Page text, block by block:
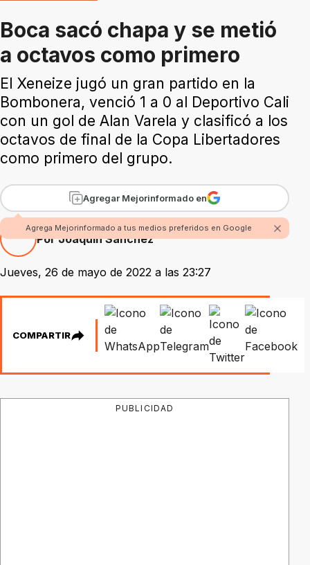
Boca sacó chapa y se metió
a octavos como primero
El Xeneize jugó un gran partido en la
Bombonera, venció 1 a 0 al Deportivo Cali
con un gol de Alan Varela y clasificó a los
octavos de final de la Copa Libertadores
como primero del grupo.
Agregar Mejorinformado en
Agrega Mejorinformado a tus medios preferidos en Google
Por Joaquín Sánchez
Jueves, 26 de mayo de 2022 a las 23:27
COMPARTIR
PUBLICIDAD